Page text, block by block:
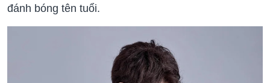
đánh bóng tên tuổi.